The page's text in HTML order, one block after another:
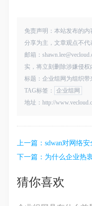
免责声明：本站发布的
分享为主，文章观点不
邮箱：
实，将立刻删除涉嫌侵权
标题：企业组网为组织带
TAG标签：
企业组网
地址：http://
上一篇：sdwan对网络
下一篇： 为什么企业热
猜你喜欢